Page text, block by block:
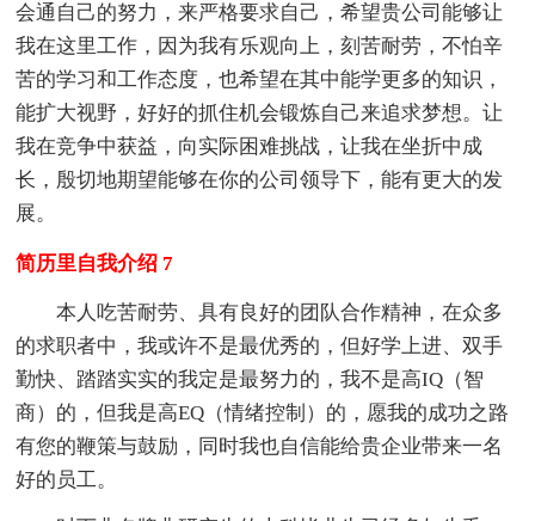
会通自己的努力，来严格要求自己，希望贵公司能够让
我在这里工作，因为我有乐观向上，刻苦耐劳，不怕辛
苦的学习和工作态度，也希望在其中能学更多的知识，
能扩大视野，好好的抓住机会锻炼自己来追求梦想。让
我在竞争中获益，向实际困难挑战，让我在坐折中成
长，殷切地期望能够在你的公司领导下，能有更大的发
展。
简历里自我介绍 7
本人吃苦耐劳、具有良好的团队合作精神，在众多
的求职者中，我或许不是最优秀的，但好学上进、双手
勤快、踏踏实实的我定是最努力的，我不是高IQ（智
商）的，但我是高EQ（情绪控制）的，愿我的成功之路
有您的鞭策与鼓励，同时我也自信能给贵企业带来一名
好的员工。